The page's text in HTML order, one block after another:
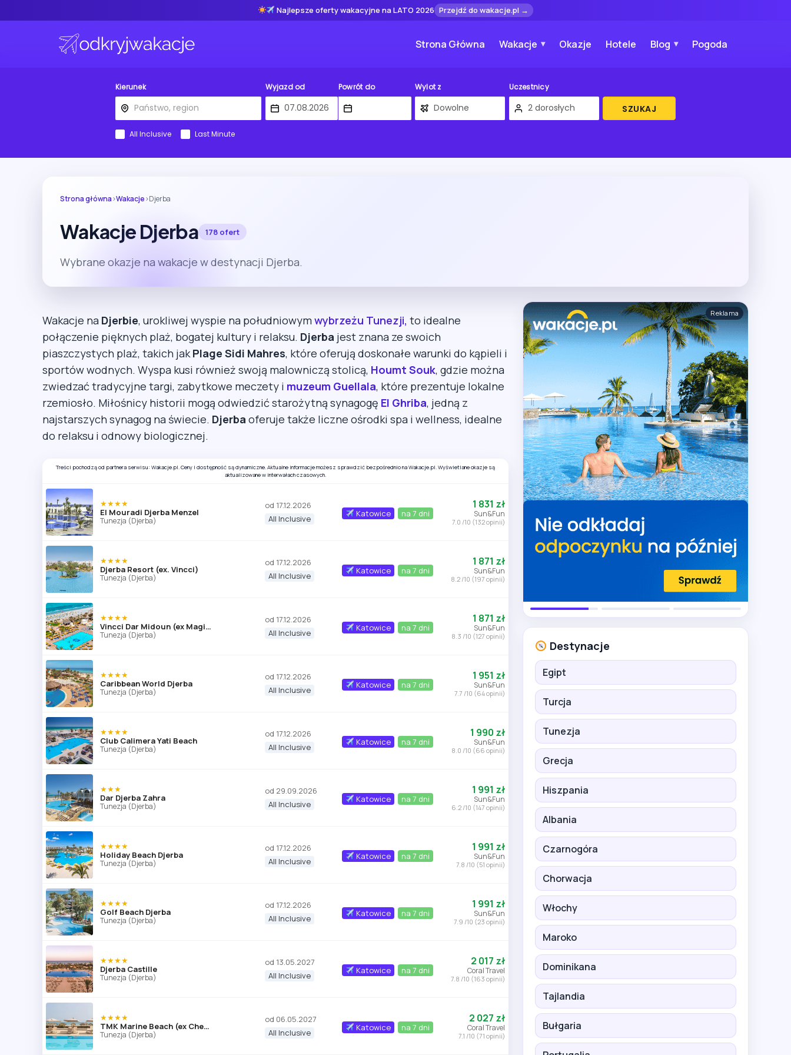
Najlepsze oferty wakacyjne na LATO 2026 Przejdź do wakacje.pl →
Strona Główna Wakacje Okazje Hotele Blog Pogoda
Kierunek Wyjazd od Powrót do Wylot z Uczestnicy
SZUKAJ
All Inclusive Last Minute
Strona główna›Wakacje›Djerba
Wakacje Djerba 178 ofert
Wybrane okazje na wakacje w destynacji Djerba.
Wakacje na Djerbie, urokliwej wyspie na południowymwybrzeżu Tunezji, to idealne
połączenie pięknych plaż, bogatej kultury i relaksu. Djerba jest znana ze swoich
piaszczystych plaż, takich jak Plage Sidi Mahres, które oferują doskonałe warunki do kąpieli i
sportów wodnych. Wyspa kusi również swoją malowniczą stolicą, Houmt Souk, gdzie można
zwiedzać tradycyjne targi, zabytkowe meczety i muzeum Guellala, które prezentuje lokalne
rzemiosło. Miłośnicy historii mogą odwiedzić starożytną synagogę El Ghriba, jedną z
najstarszych synagog na świecie. Djerba oferuje także liczne ośrodki spa i wellness, idealne
do relaksu i odnowy biologicznej.
Treści pochodzą od partnera serwisu: Wakacje.pl. Ceny i dostępność są dynamiczne. Aktualne informacje możesz sprawdzić bezpośrednio na Wakacje.pl. Wyświetlane okazje są
aktualizowane w interwałach czasowych.
★★★★
El Mouradi Djerba Menzel
Tunezja (Djerba)
od 17.12.2026
All Inclusive
Katowice na 7 dni
1 831 zł
Sun&Fun
7.0 /10 (132 opinii)
★★★★
Djerba Resort (ex. Vincci)
Tunezja (Djerba)
od 17.12.2026
All Inclusive
Katowice na 7 dni
1 871 zł
Sun&Fun
8.2 /10 (197 opinii)
★★★★
Vincci Dar Midoun (ex Magic Djerba Mare)
Tunezja (Djerba)
od 17.12.2026
All Inclusive
Katowice na 7 dni
1 871 zł
Sun&Fun
8.3 /10 (127 opinii)
★★★★
Caribbean World Djerba
Tunezja (Djerba)
od 17.12.2026
All Inclusive
Katowice na 7 dni
1 951 zł
Sun&Fun
7.7 /10 (64 opinii)
★★★★
Club Calimera Yati Beach
Tunezja (Djerba)
od 17.12.2026
All Inclusive
Katowice na 7 dni
1 990 zł
Sun&Fun
8.0 /10 (66 opinii)
★★★
Dar Djerba Zahra
Tunezja (Djerba)
od 29.09.2026
All Inclusive
Katowice na 7 dni
1 991 zł
Sun&Fun
6.2 /10 (147 opinii)
★★★★
Holiday Beach Djerba
Tunezja (Djerba)
od 17.12.2026
All Inclusive
Katowice na 7 dni
1 991 zł
Sun&Fun
7.8 /10 (51 opinii)
★★★★
Golf Beach Djerba
Tunezja (Djerba)
od 17.12.2026
All Inclusive
Katowice na 7 dni
1 991 zł
Sun&Fun
7.9 /10 (23 opinii)
★★★★
Djerba Castille
Tunezja (Djerba)
od 13.05.2027
All Inclusive
Katowice na 7 dni
2 017 zł
Coral Travel
7.8 /10 (163 opinii)
★★★★
TMK Marine Beach (ex Checkin Bakour Beach)
Tunezja (Djerba)
od 06.05.2027
All Inclusive
Katowice na 7 dni
2 027 zł
Coral Travel
7.1 /10 (71 opinii)
Reklama
Destynacje
Egipt
Turcja
Tunezja
Grecja
Hiszpania
Albania
Czarnogóra
Chorwacja
Włochy
Maroko
Dominikana
Tajlandia
Bułgaria